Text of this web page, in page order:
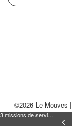
3 missions de services civiques de 8 mois à Microstop - Ambassadeur de la mobilité - Lille
©2026 Le Mouves |